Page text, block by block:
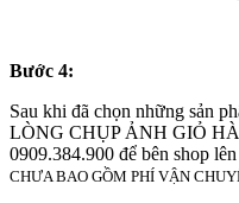
Bước 4:
Sau khi đã chọn những sản
LÒNG CHỤP ẢNH GIỎ
0909.384.900 để bên shop
CHƯA BAO GỒM PHÍ VẬN